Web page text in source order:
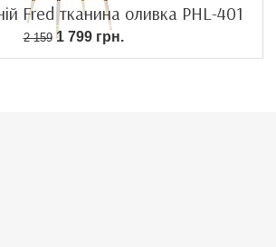
Fred тканина оливка PHL-401
2 1591 799 грн.